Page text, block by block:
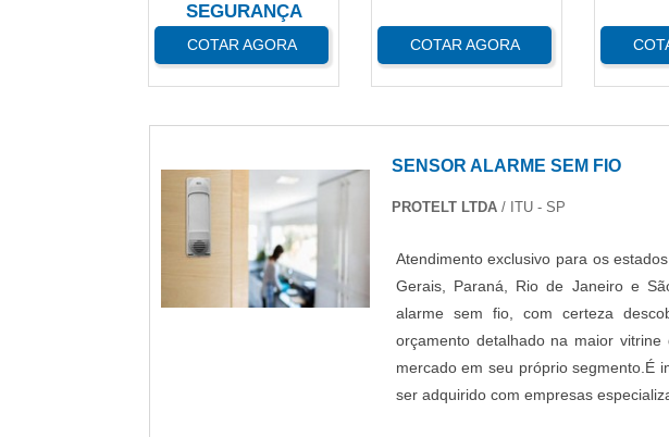
SEGURANÇA
COTAR AGORA COTAR AGORA
SENSOR ALARME SEM FIO
PROTELT LTDA / ITU - SP
Atendimento exclusivo para os
Gerais, Paraná, Rio de Janeiro e
alarme sem fio, com certeza
orçamento detalhado na maior
mercado em seu próprio segmento.É
ser adquirido com empresas